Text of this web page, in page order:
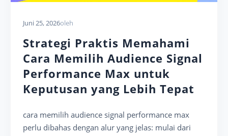
Juni 25, 2026oleh
Strategi Praktis Memahami
Cara Memilih Audience Signal
Performance Max untuk
Keputusan yang Lebih Tepat
cara memilih audience signal performance max
perlu dibahas dengan alur yang jelas: mulai dari